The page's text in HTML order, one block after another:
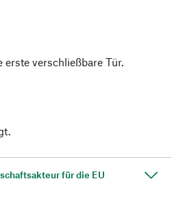
verschließbare Tür.
für die EU